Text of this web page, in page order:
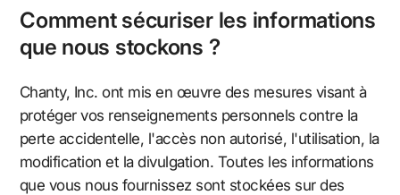
Comment sécuriser les informations
que nous stockons ?
Chanty, Inc. ont mis en œuvre des mesures visant à
protéger vos renseignements personnels contre la
perte accidentelle, l'accès non autorisé, l'utilisation, la
modification et la divulgation. Toutes les informations
que vous nous fournissez sont stockées sur des